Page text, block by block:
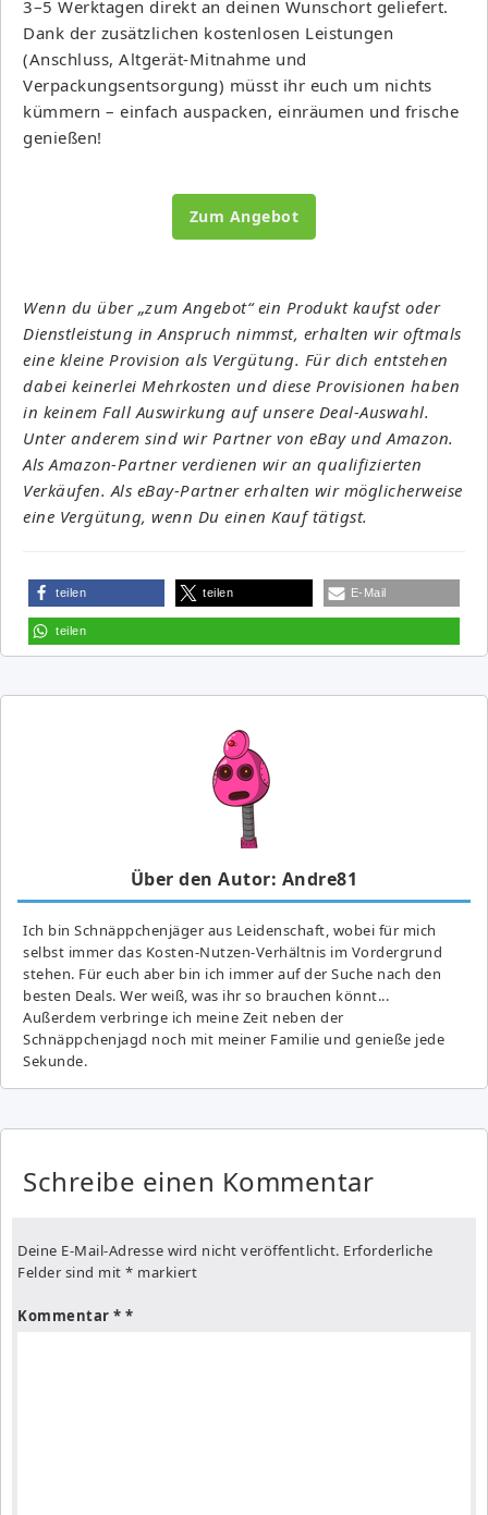
3–5 Werktagen direkt an deinen Wunschort geliefert.
Dank der zusätzlichen kostenlosen Leistungen
(Anschluss, Altgerät-Mitnahme und
Verpackungsentsorgung) müsst ihr euch um nichts
kümmern – einfach auspacken, einräumen und frische
genießen!
Zum Angebot
Wenn du über „zum Angebot“ ein Produkt kaufst oder
Dienstleistung in Anspruch nimmst, erhalten wir oftmals
eine kleine Provision als Vergütung. Für dich entstehen
dabei keinerlei Mehrkosten und diese Provisionen haben
in keinem Fall Auswirkung auf unsere Deal-Auswahl.
Unter anderem sind wir Partner von eBay und Amazon.
Als Amazon-Partner verdienen wir an qualifizierten
Verkäufen. Als eBay-Partner erhalten wir möglicherweise
eine Vergütung, wenn Du einen Kauf tätigst.
teilen teilen E-Mail
teilen
Über den Autor: Andre81
Ich bin Schnäppchenjäger aus Leidenschaft, wobei für mich
selbst immer das Kosten-Nutzen-Verhältnis im Vordergrund
stehen. Für euch aber bin ich immer auf der Suche nach den
besten Deals. Wer weiß, was ihr so brauchen könnt...
Außerdem verbringe ich meine Zeit neben der
Schnäppchenjagd noch mit meiner Familie und genieße jede
Sekunde.
Schreibe einen Kommentar
Deine E-Mail-Adresse wird nicht veröffentlicht. Erforderliche
Felder sind mit * markiert
Kommentar *